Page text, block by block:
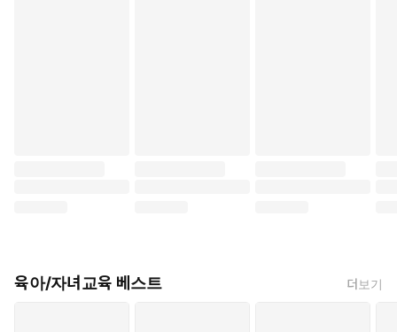
육아/자녀교육 베스트 더보기